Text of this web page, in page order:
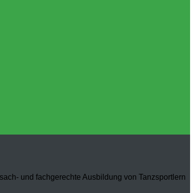
und fachgerechte Ausbildung von Tanzsportlern